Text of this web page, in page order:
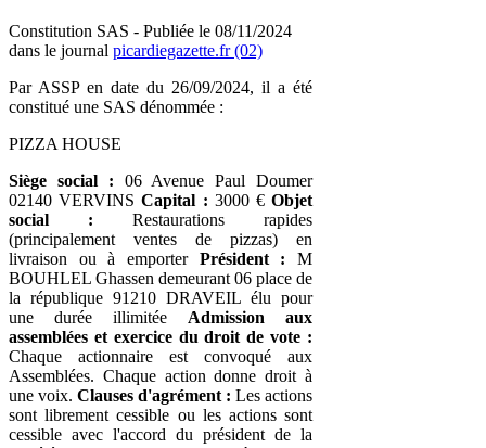
Constitution SAS - Publiée le 08/11/2024
dans le journal picardiegazette.fr (02)
Par ASSP en date du 26/09/2024, il a été
constitué une SAS dénommée :
PIZZA HOUSE
Siège social : 06 Avenue Paul Doumer
02140 VERVINSCapital : 3000 €Objet
social : Restaurations rapides
(principalement ventes de pizzas) en
livraison ou à emporter Président : M
BOUHLEL Ghassen demeurant 06 place de
la république 91210 DRAVEIL élu pour
une durée illimitée Admission aux
assemblées et exercice du droit de vote :
Chaque actionnaire est convoqué aux
Assemblées. Chaque action donne droit à
une voix. Clauses d'agrément : Les actions
sont librement cessible ou les actions sont
cessible avec l'accord du président de la